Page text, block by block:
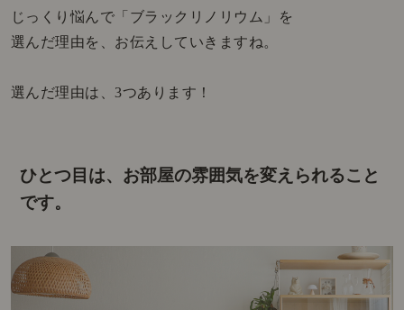
じっくり悩んで「ブラックリノリウム」を
選んだ理由を、お伝えしていきますね。
選んだ理由は、3つあります！
ひとつ目は、お部屋の雰囲気を変えられること
です。